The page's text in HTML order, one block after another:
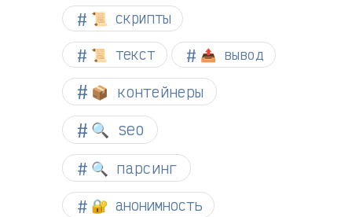
📜 скрипты
📜 текст 📤 вывод
📦 контейнеры
🔍 seo
🔍 парсинг
🔐 анонимность